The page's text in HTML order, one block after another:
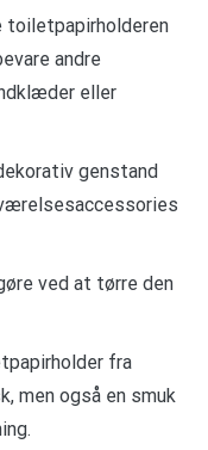
toiletpapirholderen
andre
eller
genstand
ved at tørre den
fra
men også en smuk